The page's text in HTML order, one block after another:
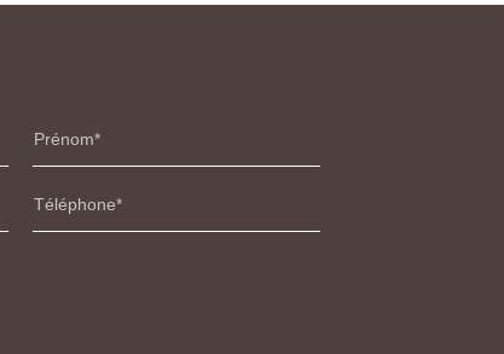
Prénom
Téléphone